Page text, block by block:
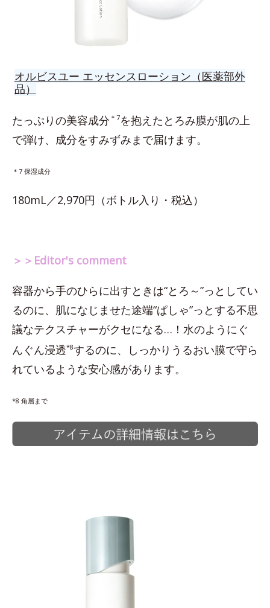
オルビスユー エッセンスローション（医薬部外
品）
たっぷりの美容成分 ＊7を抱えたとろみ膜が肌の上
で弾け、成分をすみずみまで届けます。
＊7 保湿成分
180mL／2,970円（ボトル入り・税込）
＞＞Editor's comment
容器から手のひらに出すときは“とろ～”っとしてい
るのに、肌になじませた途端“ぱしゃ”っとする不思
議なテクスチャーがクセになる…！水のようにぐ
んぐん浸透*8するのに、しっかりうるおい膜で守ら
れているような安心感があります。
*8 角層まで